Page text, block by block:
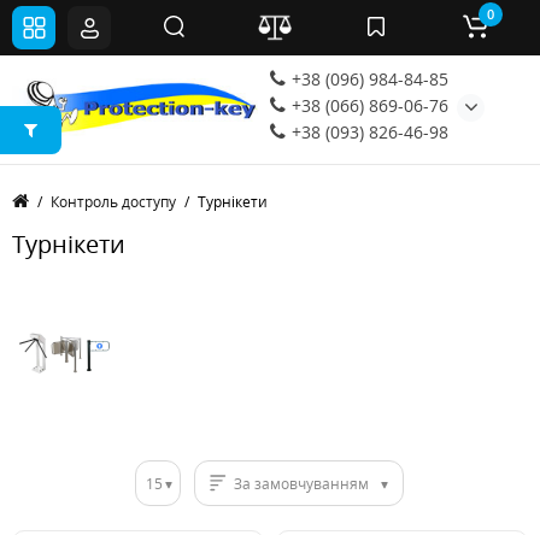
+38 (096) 984-84-85
+38 (066) 869-06-76
+38 (093) 826-46-98
0
Контроль доступу Турнікети
Турнікети
15 За замовчуванням